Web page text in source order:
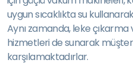
uygun sıcaklıkta su
Aynı zamanda, leke
hizmetleri de sunarak
karşılamaktadırlar.